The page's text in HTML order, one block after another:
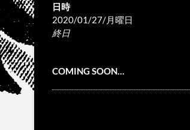
日時
2020/01/27/月曜日
終日
COMING SOON…